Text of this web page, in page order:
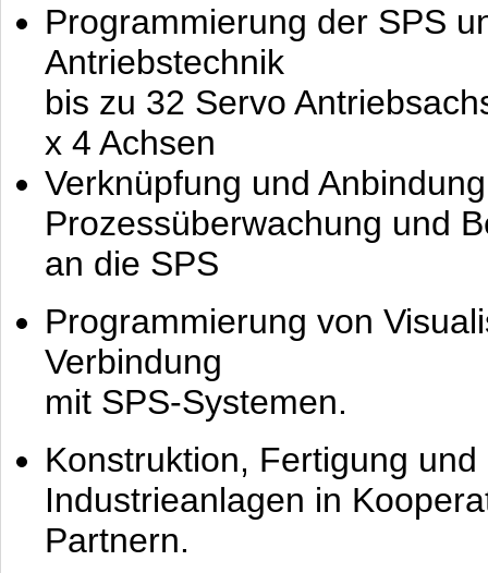
Programmierung der SPS
Antriebstechnik
bis zu 32 Servo
x 4 Achsen
Verknüpfung und
Prozessüberwachung und
an die SPS
Programmierung von
Verbindung
mit SPS-Systemen.
Konstruktion, Fertigung und
Industrieanlagen in
Partnern.